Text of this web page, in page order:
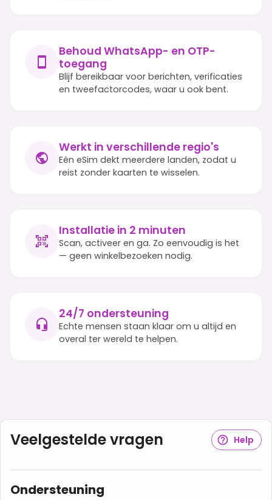
Behoud WhatsApp- en OTP-
toegang
Blijf bereikbaar voor berichten, verificaties
en tweefactorcodes, waar u ook bent.
Werkt in verschillende regio's
Eén eSim dekt meerdere landen, zodat u
reist zonder kaarten te wisselen.
Installatie in 2 minuten
Scan, activeer en ga. Zo eenvoudig is het
— geen winkelbezoeken nodig.
24/7 ondersteuning
Echte mensen staan klaar om u altijd en
overal ter wereld te helpen.
Veelgestelde vragen Help
Ondersteuning